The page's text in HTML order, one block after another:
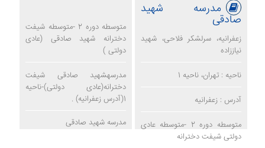
مدرسه شهید
صادقی
زعفرانیه، سرلشکر فلاحی، شهید
نیاززاده
ناحیه : تهران، ناحیه 1
آدرس : زعفرانیه
متوسطه دوره 2 -متوسطه عادی
دولتی شیفت دخترانه
متوسطه دوره 2 -متوسطه شیفت
دخترانه شهید صادقی (عادی
دولتی )
مدرسهشهید صادقی شیفت
دخترانه(عادی دولتی)-ناحیه
1(آدرس زعفرانیه) .
مدرسه شهید صادقی